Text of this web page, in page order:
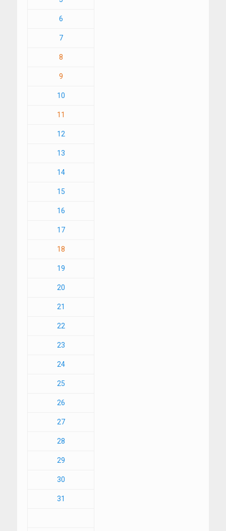
6
7
8
9
10
11
12
13
14
15
16
17
18
19
20
21
22
23
24
25
26
27
28
29
30
31